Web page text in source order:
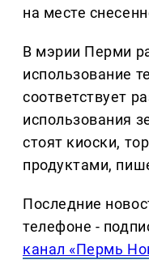
на месте
В мэрии Перми
использование
соответствует
использования
стоят киоски,
продуктами,
Последние
телефоне -
канал «Пермь